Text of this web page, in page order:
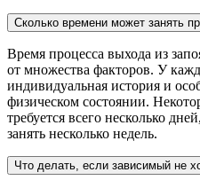
Сколько времени может занять
Время процесса выхода из
от множества факторов. У
индивидуальная история и
физическом состоянии.
требуется всего несколько
занять несколько недель.
Что делать, если зависимый не